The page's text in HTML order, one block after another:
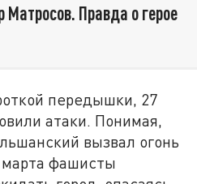
Правда о герое
передышки, 27
атаки. Понимая,
вызвал огонь
марта фашисты